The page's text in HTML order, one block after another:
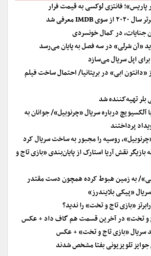
پاریس»؛ فانتزی لوکسی به قیمت فرار
جنایات، در کمال خونسردی
«آن شرلی» در سه فصل به پایان می‌رسد
اپل سریال می‌سازد
«دانتون ابی» در بریتانیا/ احتمال ساخت فیلم
بلر تهیه‌کننده شد
آلکسیویچ درباره‌ سریال «چرنوبیل»/ جوانان به
پرداختند
روسیه را مجبور به ساخت سریال کرد
بازیگر نقش آریا استارک از پایان‌بندی «بازی تاج و
به زمین هبوط کرده همچون دست مقتدر
«پیکی بلایندرز»
«بازی تاج و تخت» را ندید؟
و تخت» در آخرین قسمت هم گاف داد + عکس
سریال «بازی تاج و تخت» + عکس
جوایز تلویزیونی بفتا مشخص شدند